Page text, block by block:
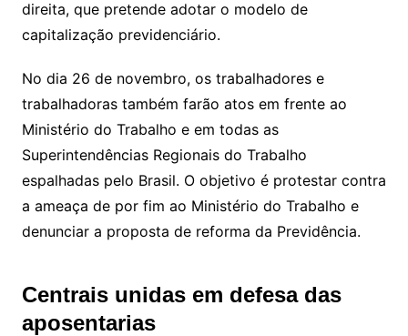
direita, que pretende adotar o modelo de
capitalização previdenciário.
No dia 26 de novembro, os trabalhadores e
trabalhadoras também farão atos em frente ao
Ministério do Trabalho e em todas as
Superintendências Regionais do Trabalho
espalhadas pelo Brasil. O objetivo é protestar contra
a ameaça de por fim ao Ministério do Trabalho e
denunciar a proposta de reforma da Previdência.
Centrais unidas em defesa das
aposentarias